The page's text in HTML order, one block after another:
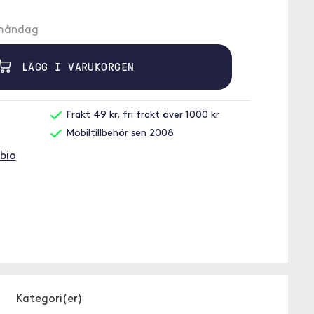
LÄGG I VARUKORGEN
Frakt 49 kr, fri frakt över 1000 kr
Mobiltillbehör sen 2008
Kategori(er)